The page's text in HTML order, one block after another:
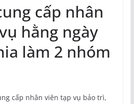
cấp nhân
hằng ngày
làm 2 nhóm
cấp nhân viên tạp vụ bảo trì,